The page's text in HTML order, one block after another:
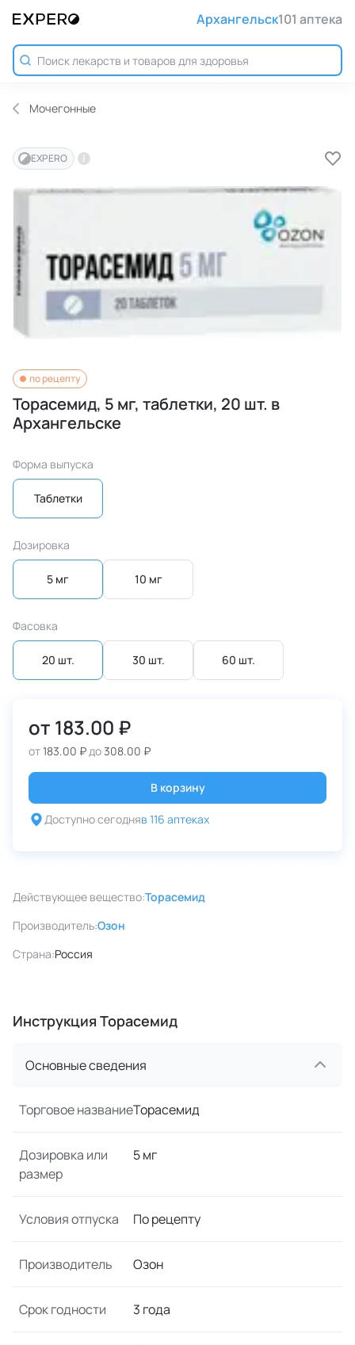
Архангельск101 аптека
Мочегонные
EXPERO
по рецепту
Торасемид, 5 мг, таблетки, 20 шт. в
Архангельске
Форма выпуска
Таблетки
Дозировка
5 мг 10 мг
Фасовка
20 шт. 30 шт. 60 шт.
от 183.00 ₽
от183.00 ₽до308.00 ₽
В корзину
Доступно сегодняв 116 аптеках
Действующее вещество:Торасемид
Производитель:Озон
Страна:Россия
Инструкция Торасемид
Основные сведения
Торговое названиеТорасемид
Дозировка или
размер
5 мг
Условия отпуска По рецепту
Производитель Озон
Срок годности 3 года